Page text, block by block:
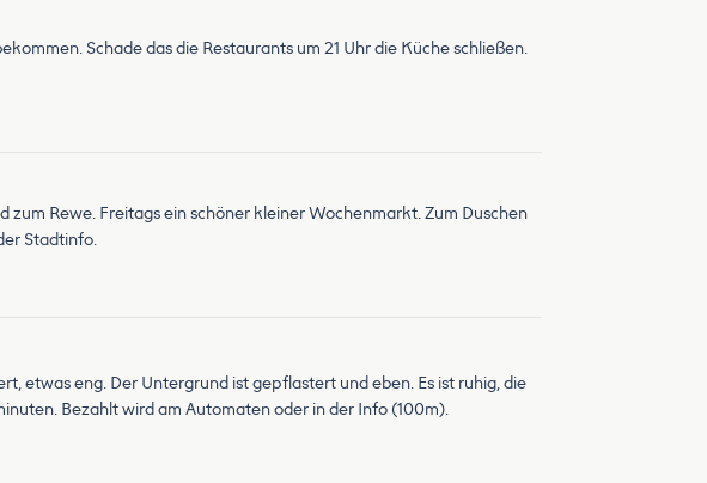
Schade das die Restaurants um 21 Uhr die Küche schließen.
Rewe. Freitags ein schöner kleiner Wochenmarkt. Zum Duschen
Stadtinfo.
etwas eng. Der Untergrund ist gepflastert und eben. Es ist ruhig, die
Bezahlt wird am Automaten oder in der Info (100m).